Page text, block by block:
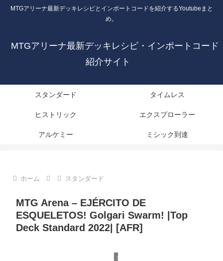
MTGアリーナ最新デッキレシピとインポートコードを紹介するYoutubeまと
め。
MTGアリーナ最新デッキレシピ・インポートコード
紹介サイト
スタンダード タイムレス
ヒストリック エクスプローラー
アルケミー ミシック到達
ホーム スタンダード
MTG Arena – EJÉRCITO DE
ESQUELETOS! Golgari Swarm! |Top
Deck Standard 2022| [AFR]
スタンダード